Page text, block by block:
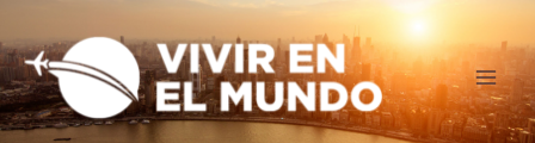
al
contenido